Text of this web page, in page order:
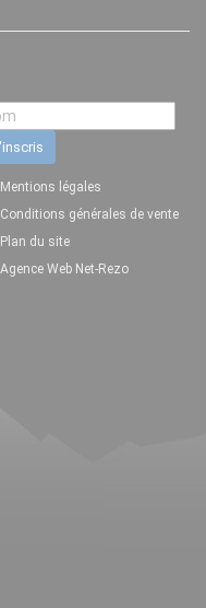
Mentions légales
Conditions générales de vente
Plan du site
Agence Web Net-Rezo